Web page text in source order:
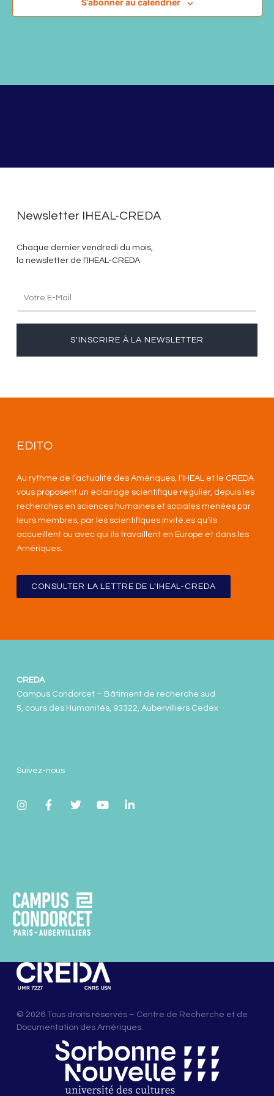
S’abonner au calendrier
Newsletter IHEAL-CREDA
Chaque dernier vendredi du mois,
la newsletter de l’IHEAL-CREDA
S'INSCRIRE À LA NEWSLETTER
EDITO
Au rythme de l’actualité des Amériques, l’IHEAL et le CREDA
vous proposent un éclairage scientifique régulier, depuis les
recherches en sciences humaines et sociales menées par
leurs membres, par les scientifiques invité.es qu’ils
accueillent ou avec qui ils travaillent en Europe et dans les
Amériques.
CONSULTER LA LETTRE DE L'IHEAL-CREDA
© 2026 Tous droits réservés – Centre de Recherche et de
Documentation des Amériques.
CREDA
Campus Condorcet – Bâtiment de recherche sud
5, cours des Humanités, 93322, Aubervilliers Cedex
Suivez-nous